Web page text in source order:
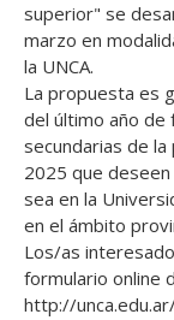
superior" se
marzo en
la UNCA.
La propuesta es
del último año de
secundarias de
2025 que
sea en la
en el ámbito
Los/as
formulario online
http://